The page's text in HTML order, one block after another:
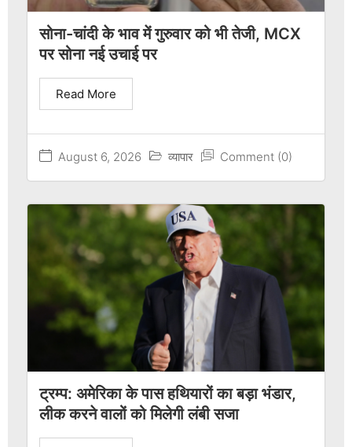
सोना-चांदी के भाव में गुरुवार को भी तेजी, MCX
पर सोना नई उचाई पर
August 6, 2026 व्यापार Comment (0)
Read More
ट्रम्प: अमेरिका के पास हथियारों का बड़ा भंडार,
लीक करने वालों को मिलेगी लंबी सजा